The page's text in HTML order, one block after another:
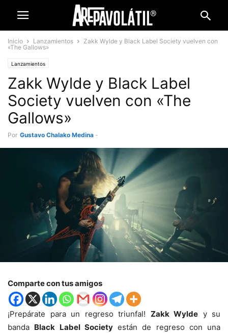
Inicio Lanzamientos
Zakk Wylde y Black Label Society vuelven con
«The Gallows»
Lanzamientos
Zakk Wylde y Black Label
Society vuelven con «The
Gallows»
Por Gustavo Chalako Medina -
Comparte con tus amigos
¡Prepárate para un regreso triunfal! Zakk Wylde y su
banda Black Label Societyestán de regreso con una